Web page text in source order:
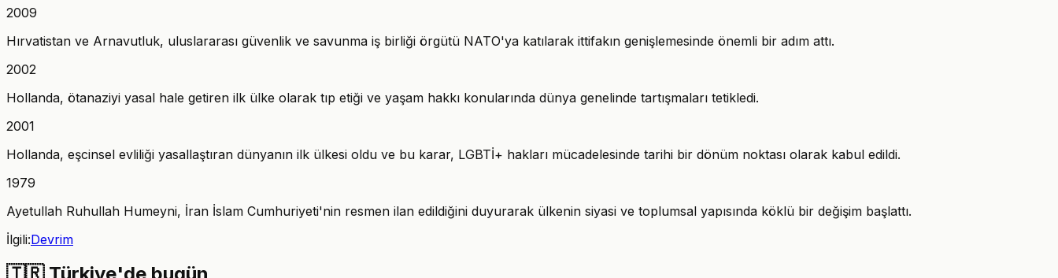
2009
Hırvatistan ve Arnavutluk, uluslararası güvenlik ve savunma iş birliği örgütü NATO'ya katılarak ittifakın genişlemesinde önemli bir adım attı.
2002
Hollanda, ötanaziyi yasal hale getiren ilk ülke olarak tıp etiği ve yaşam hakkı konularında dünya genelinde tartışmaları tetikledi.
2001
Hollanda, eşcinsel evliliği yasallaştıran dünyanın ilk ülkesi oldu ve bu karar, LGBTİ+ hakları mücadelesinde tarihi bir dönüm noktası olarak kabul edildi.
1979
Ayetullah Ruhullah Humeyni, İran İslam Cumhuriyeti'nin resmen ilan edildiğini duyurarak ülkenin siyasi ve toplumsal yapısında köklü bir değişim başlattı.
İlgili:Devrim